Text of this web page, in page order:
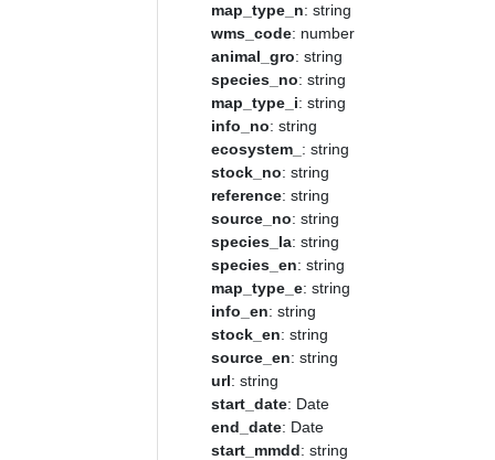
map_type_n: string
wms_code: number
animal_gro: string
species_no: string
map_type_i: string
info_no: string
ecosystem_ : string
stock_no: string
reference: string
source_no: string
species_la: string
species_en: string
map_type_e: string
info_en: string
stock_en: string
source_en: string
url: string
start_date: Date
end_date: Date
start_mmdd: string